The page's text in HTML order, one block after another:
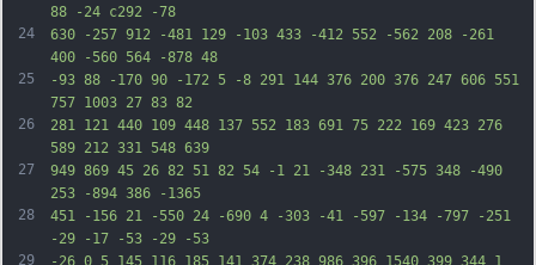
24
25
26
27
28
29
88 -24 c292 -78
630 -257 912 -481 129 -103 433 -412 552 -562 208 -261
400 -560 564 -878 48
-93 88 -170 90 -172 5 -8 291 144 376 200 376 247 606 551
757 1003 27 83 82
281 121 440 109 448 137 552 183 691 75 222 169 423 276
589 212 331 548 639
949 869 45 26 82 51 82 54 -1 21 -348 231 -575 348 -490
253 -894 386 -1365
451 -156 21 -550 24 -690 4 -303 -41 -597 -134 -797 -251
-29 -17 -53 -29 -53
-26 0 5 145 116 185 141 374 238 986 396 1540 399 344 1